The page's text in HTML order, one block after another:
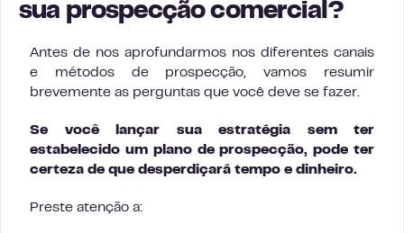
sua prospecção comercial?
Antes de nos aprofundarmos nos diferentes canais
e métodos de prospecção, vamos resumir
brevemente as perguntas que você deve se fazer.
Se você lançar sua estratégia sem ter
estabelecido um plano de prospecção, pode ter
certeza de que desperdiçará tempo e dinheiro.
Preste atenção a: